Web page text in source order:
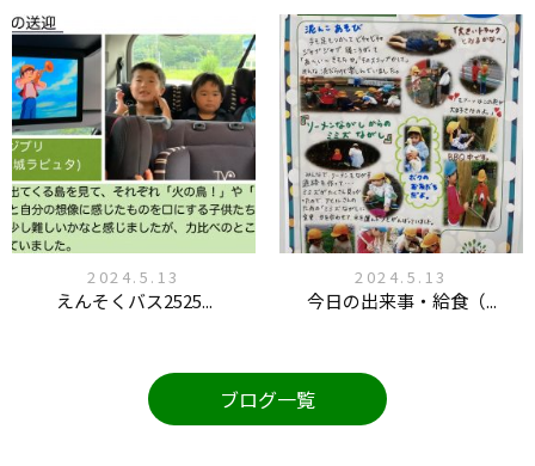
2024.5.13
えんそくバス2525...
2024.5.13
今日の出来事・給食（...
ブログ一覧